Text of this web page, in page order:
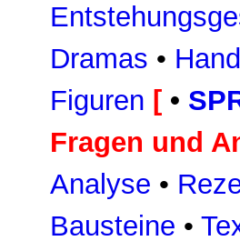
Dramas •
Figuren [ •
Fragen und
Analyse •
Bausteine •